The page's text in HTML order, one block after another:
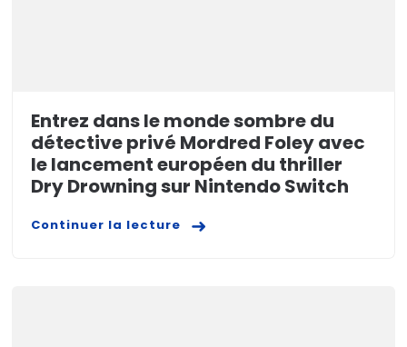
Entrez dans le monde sombre du
détective privé Mordred Foley avec
le lancement européen du thriller
Dry Drowning sur Nintendo Switch
Continuer la lecture